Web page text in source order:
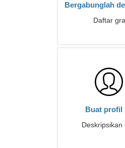
Bergabunglah
Daftar
Buat profil
Deskripsikan